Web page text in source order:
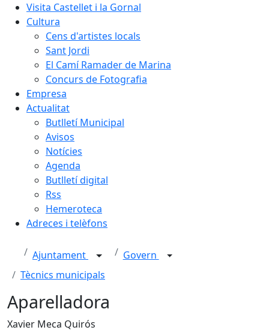
Visita Castellet i la Gornal
Cultura
Cens d'artistes locals
Sant Jordi
El Camí Ramader de Marina
Concurs de Fotografia
Empresa
Actualitat
Butlletí Municipal
Avisos
Notícies
Agenda
Butlletí digital
Rss
Hemeroteca
Adreces i telèfons
Ajuntament
Govern
Tècnics municipals
Aparelladora
Xavier Meca Quirós